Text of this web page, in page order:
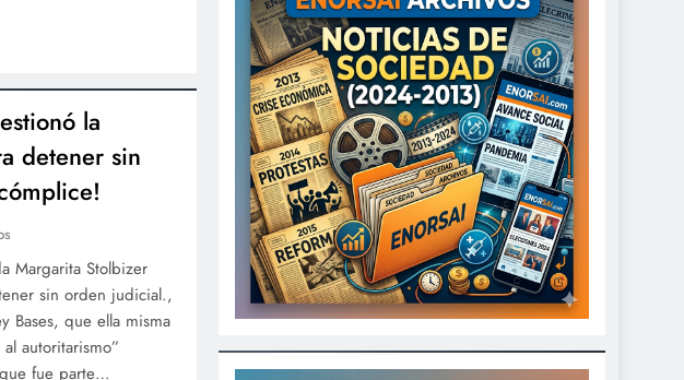
la
detener sin
Margarita Stolbizer
sin orden judicial.,
Bases, que ella misma
autoritarismo”
fue parte…